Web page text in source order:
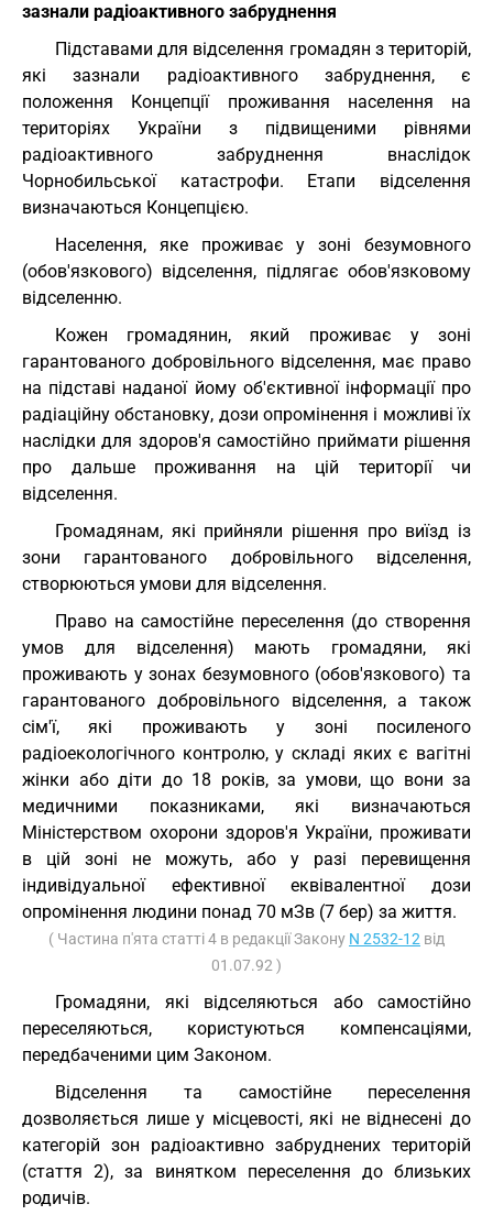
зазнали радіоактивного забруднення
Підставами для відселення громадян з територій,
які зазнали радіоактивного забруднення, є
положення Концепції проживання населення на
територіях України з підвищеними рівнями
радіоактивного забруднення внаслідок
Чорнобильської катастрофи. Етапи відселення
визначаються Концепцією.
Населення, яке проживає у зоні безумовного
(обов'язкового) відселення, підлягає обов'язковому
відселенню.
Кожен громадянин, який проживає у зоні
гарантованого добровільного відселення, має право
на підставі наданої йому об'єктивної інформації про
радіаційну обстановку, дози опромінення і можливі їх
наслідки для здоров'я самостійно приймати рішення
про дальше проживання на цій території чи
відселення.
Громадянам, які прийняли рішення про виїзд із
зони гарантованого добровільного відселення,
створюються умови для відселення.
Право на самостійне переселення (до створення
умов для відселення) мають громадяни, які
проживають у зонах безумовного (обов'язкового) та
гарантованого добровільного відселення, а також
сім'ї, які проживають у зоні посиленого
радіоекологічного контролю, у складі яких є вагітні
жінки або діти до 18 років, за умови, що вони за
медичними показниками, які визначаються
Міністерством охорони здоров'я України, проживати
в цій зоні не можуть, або у разі перевищення
індивідуальної ефективної еквівалентної дози
опромінення людини понад 70 мЗв (7 бер) за життя.
( Частина п'ята статті 4 в редакції Закону N 2532-12 від
01.07.92 )
Громадяни, які відселяються або самостійно
переселяються, користуються компенсаціями,
передбаченими цим Законом.
Відселення та самостійне переселення
дозволяється лише у місцевості, які не віднесені до
категорій зон радіоактивно забруднених територій
(стаття 2), за винятком переселення до близьких
родичів.